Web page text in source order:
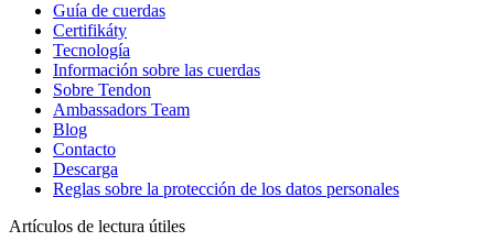
Guía de cuerdas
Certifikáty
Tecnología
Información sobre las cuerdas
Sobre Tendon
Ambassadors Team
Blog
Contacto
Descarga
Reglas sobre la protección de los datos personales
Artículos de lectura útiles